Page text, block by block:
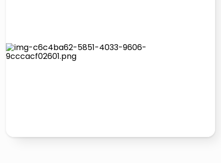
pattumiera raccolta differenziata
elenco telefonico